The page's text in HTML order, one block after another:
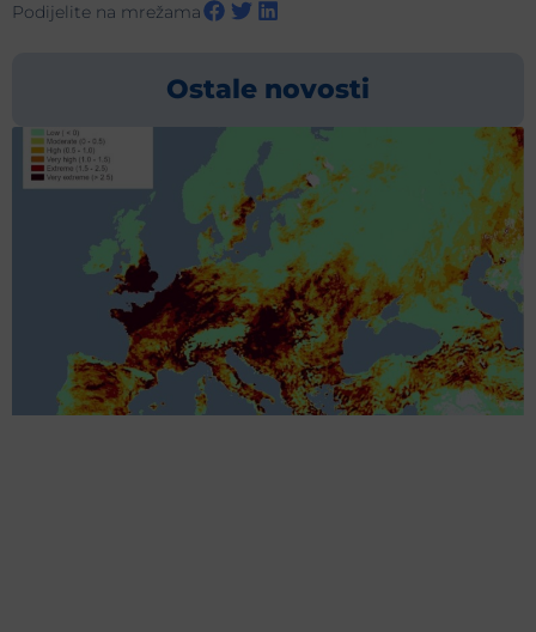
Podijelite na mrežama
Ostale novosti